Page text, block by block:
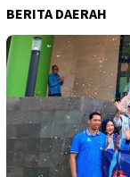
BERITA DAERAH